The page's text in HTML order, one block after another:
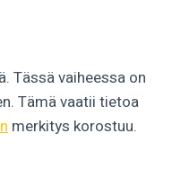
Tässä vaiheessa on
Tämä vaatii tietoa
merkitys korostuu.